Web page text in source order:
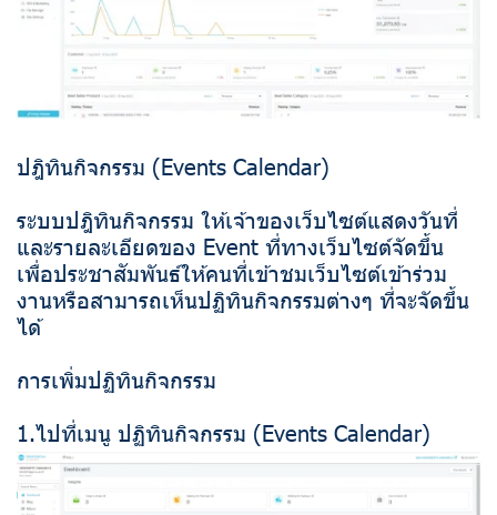
ปฎิทินกิจกรรม (Events Calendar)
ระบบปฎิทินกิจกรรม ให้เจ้าของเว็บไซต์แสดงวันที่
และรายละเอียดของ Event ที่ทางเว็บไซต์จัดขึ้น
เพื่อประชาสัมพันธ์ให้คนที่เข้าชมเว็บไซต์เข้าร่วม
งานหรือสามารถเห็นปฏิทินกิจกรรมต่างๆ ที่จะจัดขึ้น
ได้
การเพิ่มปฏิทินกิจกรรม
1.ไปที่เมนู ปฏิทินกิจกรรม (Events Calendar)